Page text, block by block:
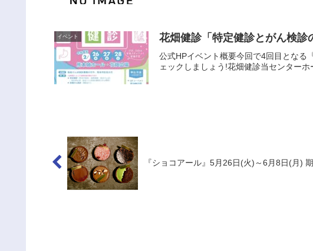
イベント 花畑健診「特定健診とがん検診
公式HPイベント概要今回で4回目となる
ェックしましょう!花畑健診当センター
『ショコアール』5月26日(火)～6月8日(月)